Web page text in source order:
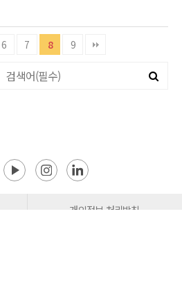
6 7 8 9
개인정보 처리방침